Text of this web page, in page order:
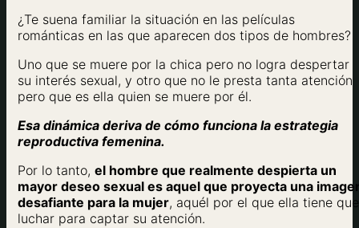
¿Te suena familiar la situación en las películas
románticas en las que aparecen dos tipos de hombres?
Uno que se muere por la chica pero no logra despertar
su interés sexual, y otro que no le presta tanta atención
pero que es ella quien se muere por él.
Esa dinámica deriva de cómo funciona la estrategia
reproductiva femenina.
Por lo tanto, el hombre que realmente despierta un
mayor deseo sexual es aquel que proyecta una
desafiante para la mujer, aquél por el que ella tiene que
luchar para captar su atención.